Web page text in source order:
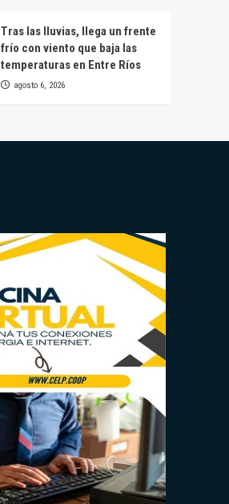
Tras las lluvias, llega un frente
frío con viento que baja las
temperaturas en Entre Ríos
agosto 6, 2026